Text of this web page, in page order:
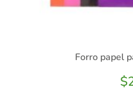
Forro papel
$